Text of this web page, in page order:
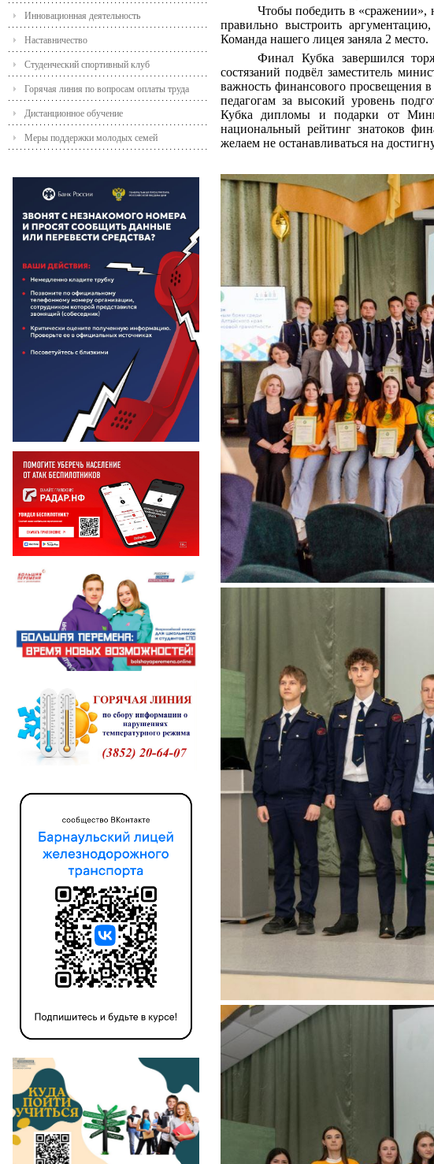
Инновационная деятельность
Наставничество
Студенческий спортивный клуб
Горячая линия по вопросам оплаты труда
Дистанционное обучение
Меры поддержки молодых семей
Чтобы победить в «сражении»,
правильно выстроить
Команда нашего лицея заняла 2 место.
Финал Кубка завершился
состязаний подвёл заместитель
важность финансового просвещения
педагогам за высокий уровень
Кубка дипломы и подарки от
национальный рейтинг знатоков
желаем не останавливаться на